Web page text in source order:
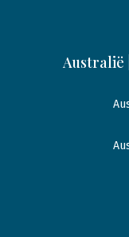
Australië